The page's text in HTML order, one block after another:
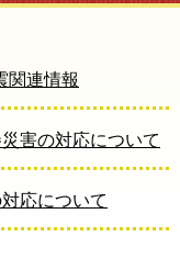
関連情報
害の対応について
応について